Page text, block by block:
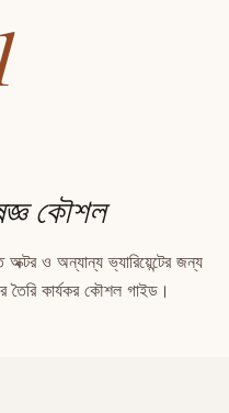
কৌশল
অক্টর ও অন্যান্য ভ্যারিয়েন্টের জন্য
তৈরি কার্যকর কৌশল গাইড।